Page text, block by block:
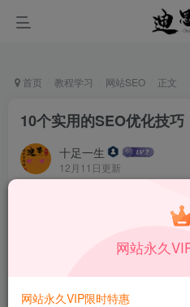
首页 教程学习 网站SEO 正文
10个实用的SEO优化技巧
十足一生
12月11日更新
本站所有内容来自互联网收集，
用途。如有侵权、不妥之处，请
网站永久
网站永久VIP限时特惠